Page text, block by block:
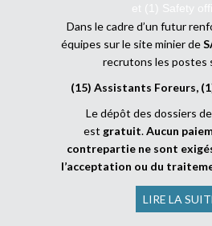
et (1) Safety
Dans le cadre d’un futur
équipes sur le site minier de
recrutons les postes
(15) Assistants Foreurs,
Le dépôt des dossiers
est gratuit.Aucun
contrepartie ne sont
l’acceptation ou du
LIRE LA